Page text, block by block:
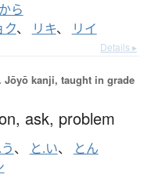
ら
ク、 リキ、 リイ
Details ▸
Jōyō kanji, taught in grade
ask, problem
、 と.い、 とん